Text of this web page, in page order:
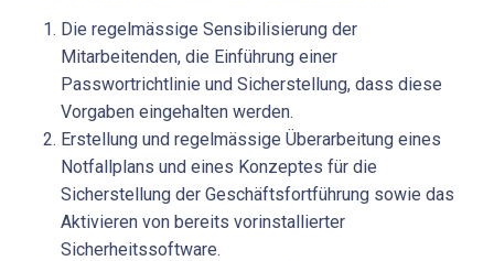
Die regelmässige Sensibilisierung der
Mitarbeitenden, die Einführung einer
Passwortrichtlinie und Sicherstellung, dass diese
Vorgaben eingehalten werden.
Erstellung und regelmässige Überarbeitung eines
Notfallplans und eines Konzeptes für die
Sicherstellung der Geschäftsfortführung sowie das
Aktivieren von bereits vorinstallierter
Sicherheitssoftware.